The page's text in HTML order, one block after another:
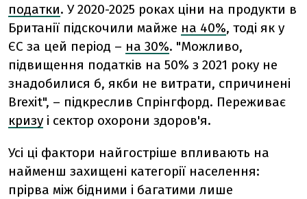
податки. У 2020-2025 роках ціни на продукти в
Британії підскочили майже на 40%, тоді як у
ЄС за цей період – на 30%. "Можливо,
підвищення податків на 50% з 2021 року не
знадобилися б, якби не витрати, спричинені
Brexit", – підкреслив Спрінгфорд. Переживає
кризу і сектор охорони здоров'я.
Усі ці фактори найгостріше впливають на
найменш захищені категорії населення:
прірва між бідними і багатими лише